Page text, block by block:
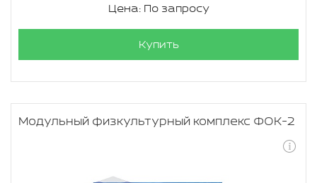
Цена: По запросу
Купить
Модульный физкультурный комплекс ФОК-2